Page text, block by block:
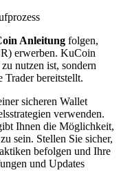
Anleitung folgen,
erwerben. KuCoin
nutzen ist, sondern
Trader bereitstellt.
sicheren Wallet
verwenden.
Ihnen die Möglichkeit,
sein. Stellen Sie sicher,
befolgen und Ihre
und Updates